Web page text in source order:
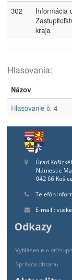
302
Informácia
kraja
Hlasovania:
Názov
Hlasovanie č. 4
Úrad
Námestie
042 66 Košice
Telefón
E-mail :
Odkazy
Vyhlásenie o
Správca obsahu